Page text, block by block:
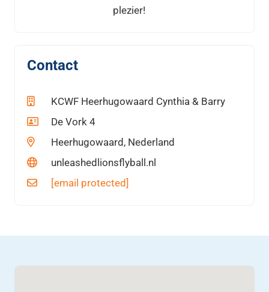
plezier!
Contact
KCWF Heerhugowaard Cynthia & Barry
De Vork 4
Heerhugowaard, Nederland
unleashedlionsflyball.nl
[email protected]